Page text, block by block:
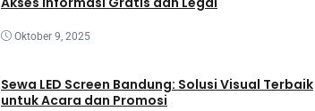
Oktober 9, 2025
Sewa LED Screen Bandung: Solusi Visual Terbaik
untuk Acara dan Promosi